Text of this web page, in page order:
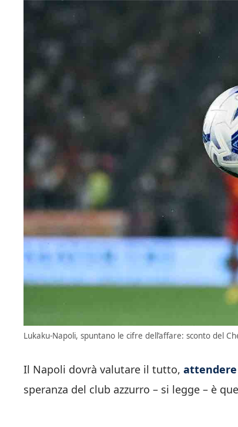
Lukaku-Napoli, spuntano le cifre dell’affare: sconto del
Il Napoli dovrà valutare il tutto, attendere
speranza del club azzurro – si legge – è